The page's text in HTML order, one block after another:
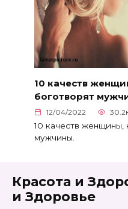
10 качеств
боготворят
12/04/2022
10 качеств женщины,
мужчины.
Красота и
и Здоровье